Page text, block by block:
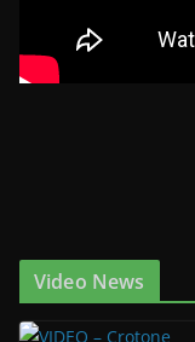
Video News